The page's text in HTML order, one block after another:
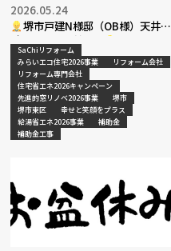
堺市戸建N様邸（OB様）天井・
壁エアコン入替工事
2026.05.24
SaChiリフォーム
みらいエコ住宅2026事業
リフォーム会社
リフォーム専門会社
住宅省エネ2026キャンペーン
先進的窓リノベ2026事業
堺市
堺市東区
幸せと笑顔をプラス
給湯省エネ2026事業
補助金
補助金工事